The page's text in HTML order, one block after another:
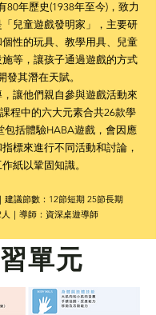
80年歷史(1938年至今)，致力
兒童遊戲發明家」，主要研
性的玩具、教學用具、兒童
等，讓孩子通過遊戲的方式
發其潛在天賦。
讓他們親自參與遊戲活動來
程中的六大元素合共26款學
包括體驗HABA遊戲，會因應
標來進行不同活動和討論，
紙以鞏固知識。
建議節數：12節短期 25節長期
人｜導師：資深桌遊導師
單元